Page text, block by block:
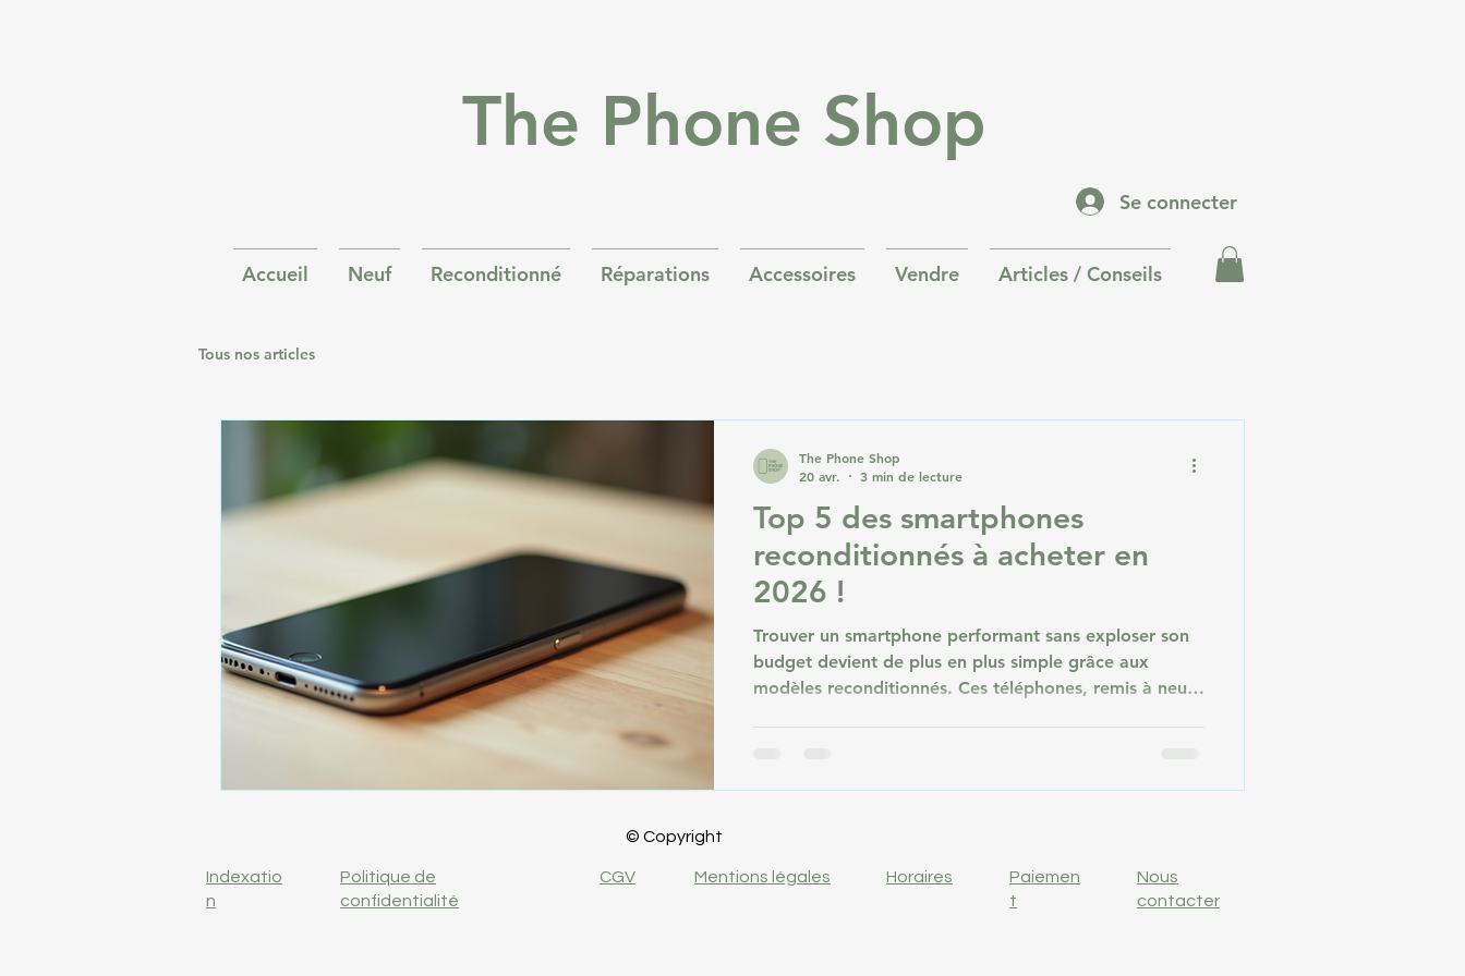
The Phone Shop
Se connecter
Accueil Neuf Reconditionné Réparations Accessoires Vendre Articles / Conseils
Tous nos articles
Top 5 des smartphones
reconditionnés à acheter en
2026 !
Trouver un smartphone performant sans exploser son
budget devient de plus en plus simple grâce aux
modèles reconditionnés. Ces téléphones, remis à neuf
reconditionné s’est largement développé, proposant
reconditionnés à acheter
The Phone Shop
20 avr.
3 min de lecture
© Copyright
Indexatio
n
Politique de
confidentialité
CGV Mentions légales Horaires
Paiemen
t
Nous
contacter